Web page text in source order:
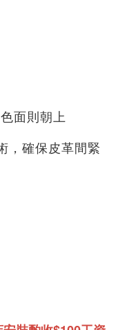
面則朝上
，確保皮革間緊